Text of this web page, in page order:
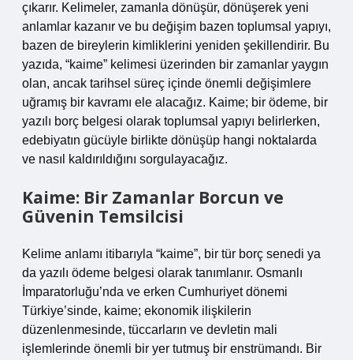
çıkarır. Kelimeler, zamanla dönüşür, dönüşerek yeni
anlamlar kazanır ve bu değişim bazen toplumsal yapıyı,
bazen de bireylerin kimliklerini yeniden şekillendirir. Bu
yazıda, “kaime” kelimesi üzerinden bir zamanlar yaygın
olan, ancak tarihsel süreç içinde önemli değişimlere
uğramış bir kavramı ele alacağız. Kaime; bir ödeme, bir
yazılı borç belgesi olarak toplumsal yapıyı belirlerken,
edebiyatın gücüyle birlikte dönüşüp hangi noktalarda
ve nasıl kaldırıldığını sorgulayacağız.
Kaime: Bir Zamanlar Borcun ve
Güvenin Temsilcisi
Kelime anlamı itibarıyla “kaime”, bir tür borç senedi ya
da yazılı ödeme belgesi olarak tanımlanır. Osmanlı
İmparatorluğu’nda ve erken Cumhuriyet dönemi
Türkiye’sinde, kaime; ekonomik ilişkilerin
düzenlenmesinde, tüccarların ve devletin mali
işlemlerinde önemli bir yer tutmuş bir enstrümandı. Bir